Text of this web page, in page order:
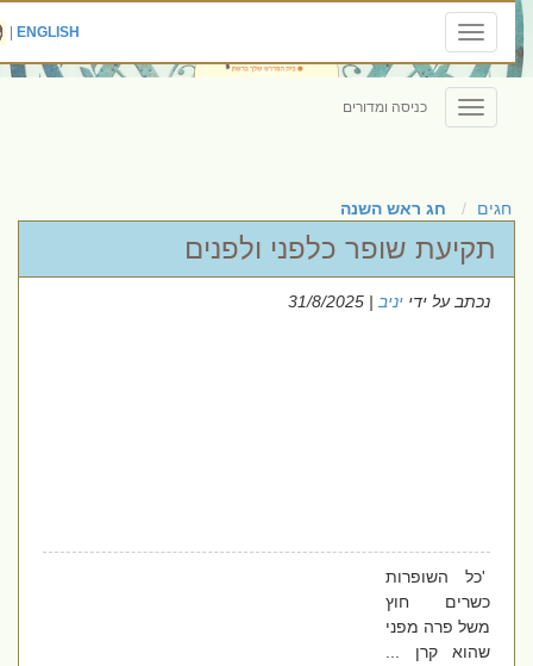
Toggle
navigation
ENGLISH
|
Toggle
navigation
כניסה ומדורים
חגים חג ראש השנה
תקיעת שופר כלפני ולפנים
נכתב על ידייניב| 31/8/2025
'כל השופרות
כשרים חוץ
משל פרה מפני
שהוא קרן ...